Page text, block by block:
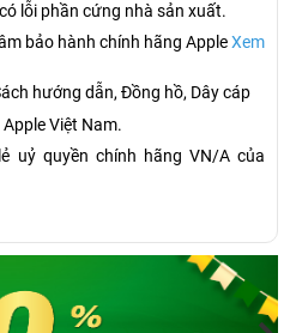
lỗi phần cứng nhà sản xuất.
bảo hành chính hãng AppleXem
hướng dẫn, Đồng hồ, Dây cáp
Việt Nam.
uỷ quyền chính hãng VN/A của